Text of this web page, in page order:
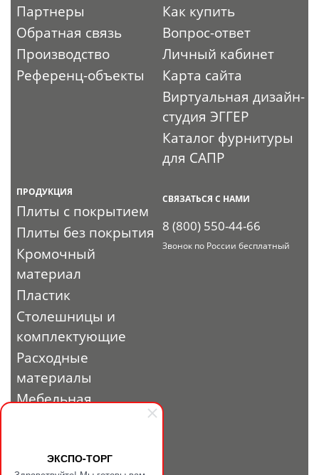
ЭКСПО-ТОРГ
Партнеры
Обратная связь
Производство
Референц-объекты
Как купить
Вопрос-ответ
Личный кабинет
Карта сайта
Виртуальная дизайн-
студия ЭГГЕР
Каталог фурнитуры
для САПР
ПРОДУКЦИЯ
Плиты с покрытием
Плиты без покрытия
Кромочный
материал
Пластик
Столешницы и
комплектующие
Расходные
материалы
Мебельная
профиль и
СВЯЗАТЬСЯ С НАМИ
8 (800) 550-44-66
Звонок по России бесплатный